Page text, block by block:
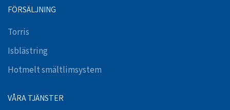
FÖRSÄLJNING
Torris
Isblästring
Hotmelt smältlimsystem
VÅRA TJÄNSTER